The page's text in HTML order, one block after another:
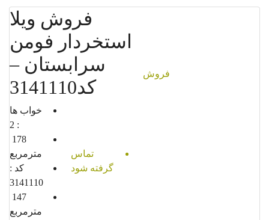
فروش
فروش ویلا
استخردار فومن
سرابستان –
کد3141110
تماس
گرفته شود
خواب ها
178
مترمربع
کد :
3141110
147
مترمربع